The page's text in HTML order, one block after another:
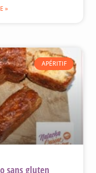
»
APÉRITIF
sans gluten